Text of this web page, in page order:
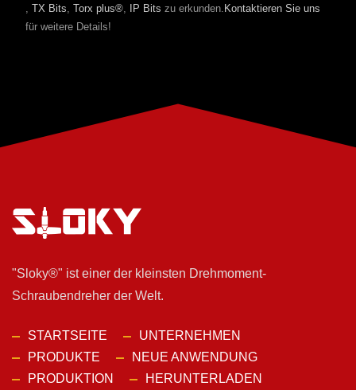
, TX Bits, Torx plus®, IP Bits zu erkunden. Kontaktieren Sie uns
für weitere Details!
"Sloky®" ist einer der kleinsten Drehmoment-
Schraubendreher der Welt.
STARTSEITE
UNTERNEHMEN
PRODUKTE
NEUE ANWENDUNG
PRODUKTION
HERUNTERLADEN